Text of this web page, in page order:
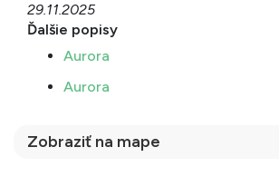
29.11.2025
Ďalšie popisy
Aurora
Aurora
Zobraziť na mape